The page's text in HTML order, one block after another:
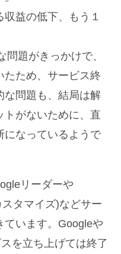
収益の低下、もう１
題がきっかけで、
たため、サービス終
な問題も、結局は解
トがないために、直
になっているようで
リーダーや
タマイズ)などサー
ています。Googleや
を立ち上げては終了